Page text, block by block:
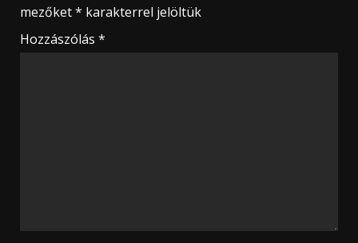
mezőket* karakterrel jelöltük
Hozzászólás *